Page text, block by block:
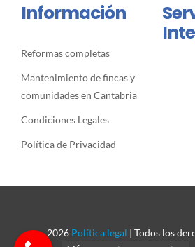
Información
Reformas completas
Mantenimiento de fincas y
comunidades en Cantabria
Condiciones Legales
Política de Privacidad
2026 Política legal | Todos los